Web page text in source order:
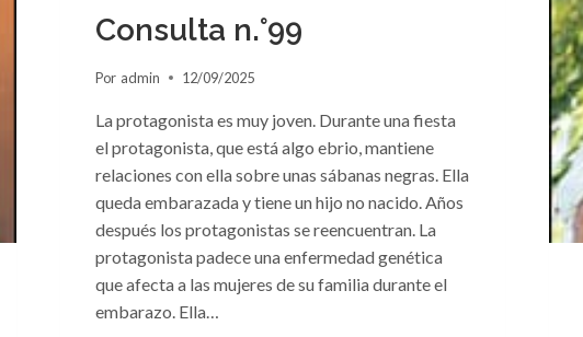
Consulta n.°99
Por admin 12/09/2025
La protagonista es muy joven. Durante una fiesta
el protagonista, que está algo ebrio, mantiene
relaciones con ella sobre unas sábanas negras. Ella
queda embarazada y tiene un hijo no nacido. Años
después los protagonistas se reencuentran. La
protagonista padece una enfermedad genética
que afecta a las mujeres de su familia durante el
embarazo. Ella…